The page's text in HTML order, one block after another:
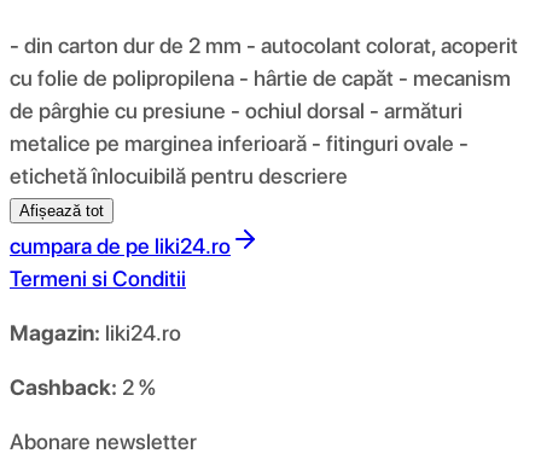
- din carton dur de 2 mm - autocolant colorat, acoperit
cu folie de polipropilena - hârtie de capăt - mecanism
de pârghie cu presiune - ochiul dorsal - armături
metalice pe marginea inferioară - fitinguri ovale -
etichetă înlocuibilă pentru descriere
Afișează tot
cumpara de pe liki24.ro
Termeni si Conditii
Magazin: liki24.ro
Cashback: 2 %
Abonare newsletter